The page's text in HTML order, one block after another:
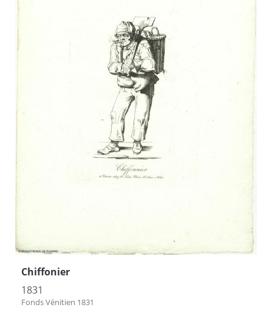
Chiffonier
1831
Fonds Vénitien 1831